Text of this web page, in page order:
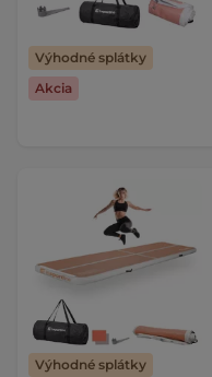
Výhodné splátky
Akcia
Výhodné splátky